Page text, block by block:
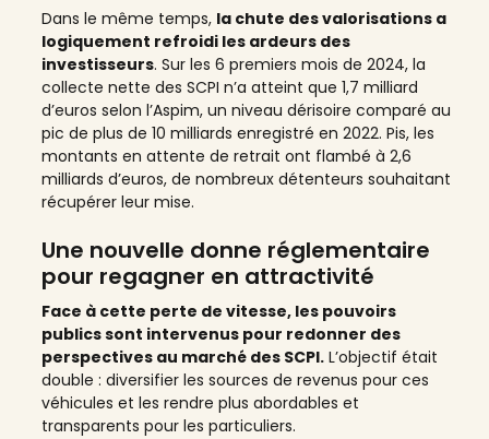
Dans le même temps, la chute des valorisations a
logiquement refroidi les ardeurs des
investisseurs. Sur les 6 premiers mois de 2024, la
collecte nette des SCPI n’a atteint que 1,7 milliard
d’euros selon l’Aspim, un niveau dérisoire comparé au
pic de plus de 10 milliards enregistré en 2022. Pis, les
montants en attente de retrait ont flambé à 2,6
milliards d’euros, de nombreux détenteurs souhaitant
récupérer leur mise.
Une nouvelle donne réglementaire
pour regagner en attractivité
Face à cette perte de vitesse, les pouvoirs
publics sont intervenus pour redonner des
perspectives au marché des SCPI. L’objectif était
double : diversifier les sources de revenus pour ces
véhicules et les rendre plus abordables et
transparents pour les particuliers.